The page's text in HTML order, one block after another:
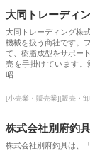
大同トレーディ
大同トレーディング株
機械を扱う商社です。
て、樹脂成型をサポー
売を手掛けています。
昭…
[小売業・販売業][販売・
株式会社別府釣具
株式会社別府釣具は、